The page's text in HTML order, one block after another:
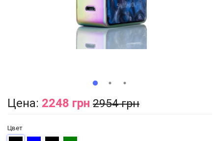
Цена: 2248 грн 2954 грн
Цвет